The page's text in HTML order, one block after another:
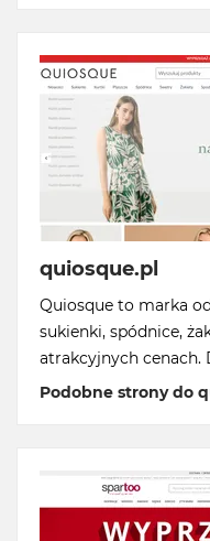
quiosque.pl
Quiosque to marka
sukienki, spódnice,
atrakcyjnych cenach.
Podobne strony do